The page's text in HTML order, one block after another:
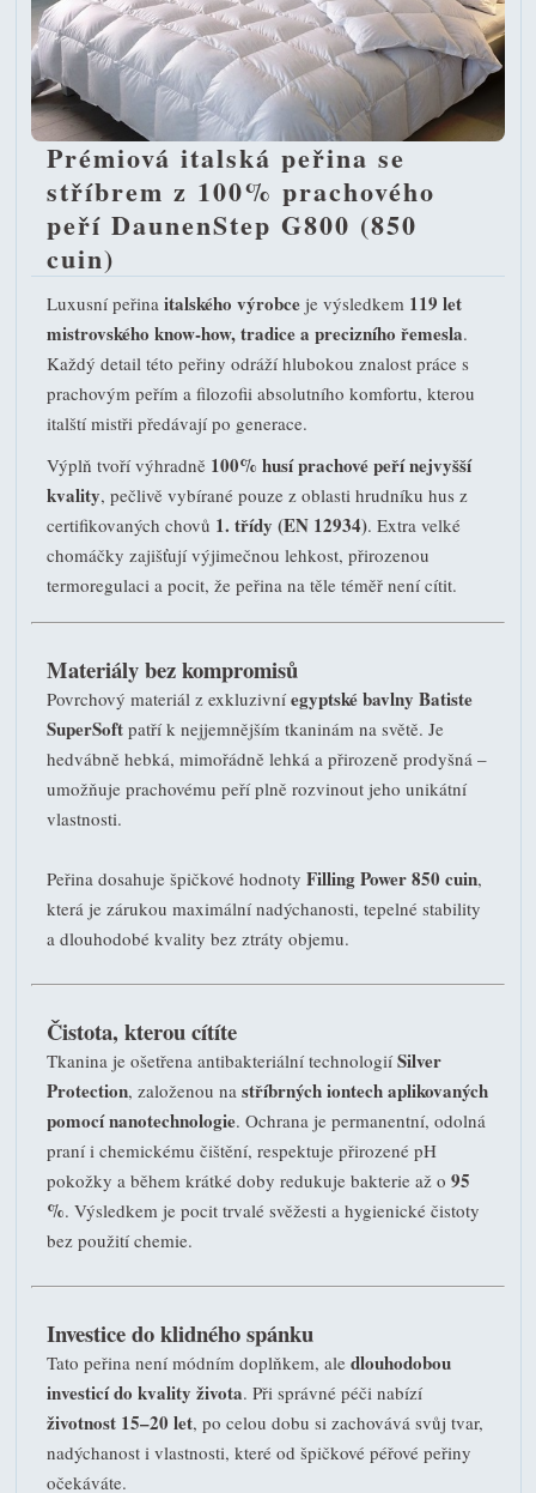
Prémiová italská peřina se
stříbrem z 100% prachového
peří DaunenStep G800 (850
cuin)
Luxusní peřina italského výrobceje výsledkem 119 let
mistrovského know-how, tradice a precizního řemesla.
Každý detail této peřiny odráží hlubokou znalost práce s
prachovým peřím a filozofii absolutního komfortu, kterou
italští mistři předávají po generace.
Výplň tvoří výhradně 100% husí prachové peří nejvyšší
kvality, pečlivě vybírané pouze z oblasti hrudníku hus z
certifikovaných chovů 1. třídy (EN 12934). Extra velké
chomáčky zajišťují výjimečnou lehkost, přirozenou
termoregulaci a pocit, že peřina na těle téměř není cítit.
Materiály bez kompromisů
Povrchový materiál z exkluzivní egyptské bavlny Batiste
SuperSoftpatří k nejjemnějším tkaninám na světě. Je
hedvábně hebká, mimořádně lehká a přirozeně prodyšná –
umožňuje prachovému peří plně rozvinout jeho unikátní
vlastnosti.
Peřina dosahuje špičkové hodnoty Filling Power 850 cuin,
která je zárukou maximální nadýchanosti, tepelné stability
a dlouhodobé kvality bez ztráty objemu.
Čistota, kterou cítíte
Tkanina je ošetřena antibakteriální technologií Silver
Protection, založenou na stříbrných iontech aplikovaných
pomocí nanotechnologie. Ochrana je permanentní, odolná
praní i chemickému čištění, respektuje přirozené pH
pokožky a během krátké doby redukuje bakterie až o 95
%. Výsledkem je pocit trvalé svěžesti a hygienické čistoty
bez použití chemie.
Investice do klidného spánku
Tato peřina není módním doplňkem, ale dlouhodobou
investicí do kvality života. Při správné péči nabízí
životnost 15–20 let, po celou dobu si zachovává svůj tvar,
nadýchanost i vlastnosti, které od špičkové péřové peřiny
očekáváte.